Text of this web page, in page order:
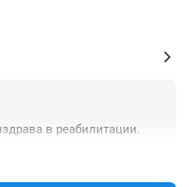
в реабилитации.